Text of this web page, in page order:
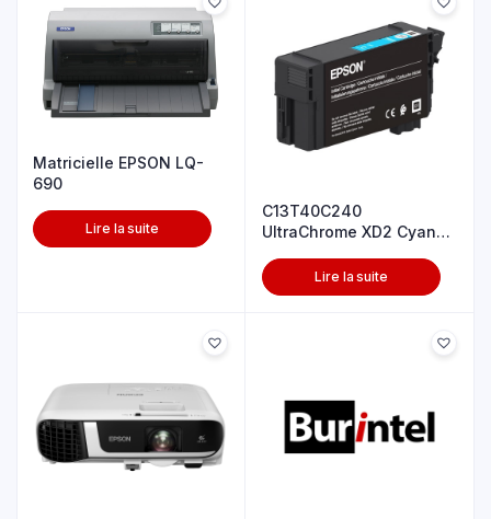
Matricielle EPSON LQ-
690
Lire la suite
C13T40C240
UltraChrome XD2 Cyan
Lire la suite